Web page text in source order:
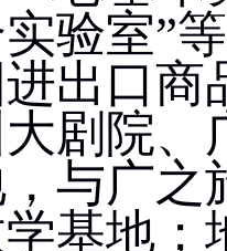
验室”等
出口商
剧院、
与广之
基地；